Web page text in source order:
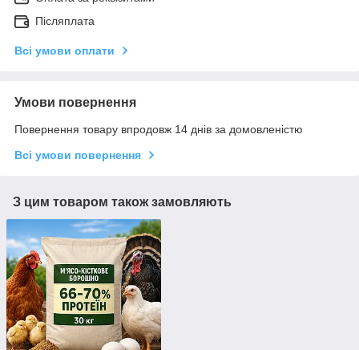
Післяплата
Всі умови оплати
Умови повернення
Повернення товару впродовж 14 днів за домовленістю
Всі умови повернення
З цим товаром також замовляють